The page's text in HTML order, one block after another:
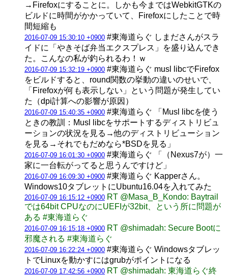
→Firefoxにすることに。しかも今まではWebkitGTKの
ビルドに時間がかかっていて、Firefoxにしたことで時
間短縮も
2016-07-09 15:30:10 +0900 #東海道らぐ しまださんがスラ
イドに「やきそば弁当エクスプレス」を盛り込んでき
た。こんなの私が釣られるわ！ｗ
2016-07-09 15:32:19 +0900 #東海道らぐ musl libcでFirefox
をビルドすると、round関数の挙動の違いのせいで、
「Firefoxが何も表示しない」という問題が発生してい
た（dpi計算への影響が原因）
2016-07-09 15:40:35 +0900 #東海道らぐ 「Musl libcを使う
ときの教訓：Musl libcをサポートするディストリビュ
ーションの状況を見る→他のディストリビューション
を見る→それでもだめなら*BSDを見る」
2016-07-09 16:01:30 +0900 #東海道らぐ 「（Nexus7が）一
家に一台転がってると思うんですけど」
2016-07-09 16:09:30 +0900 #東海道らぐ Kapperさん。
Windows10タブレットにUbuntu16.04を入れてみた
2016-07-09 16:15:12 +0900 RT @Masa_B_Kondo: Baytrail
では64bit CPUなのにUEFIが32bit、という所に問題が
ある #東海道らぐ
2016-07-09 16:15:18 +0900 RT @shimadah: Secure Bootに
邪魔される #東海道らぐ
2016-07-09 16:22:24 +0900 #東海道らぐ Windowsタブレッ
トでLinuxを動かすにはgrubがポイントになる
2016-07-09 17:42:56 +0900 RT @shimadah: 東海道らぐ終